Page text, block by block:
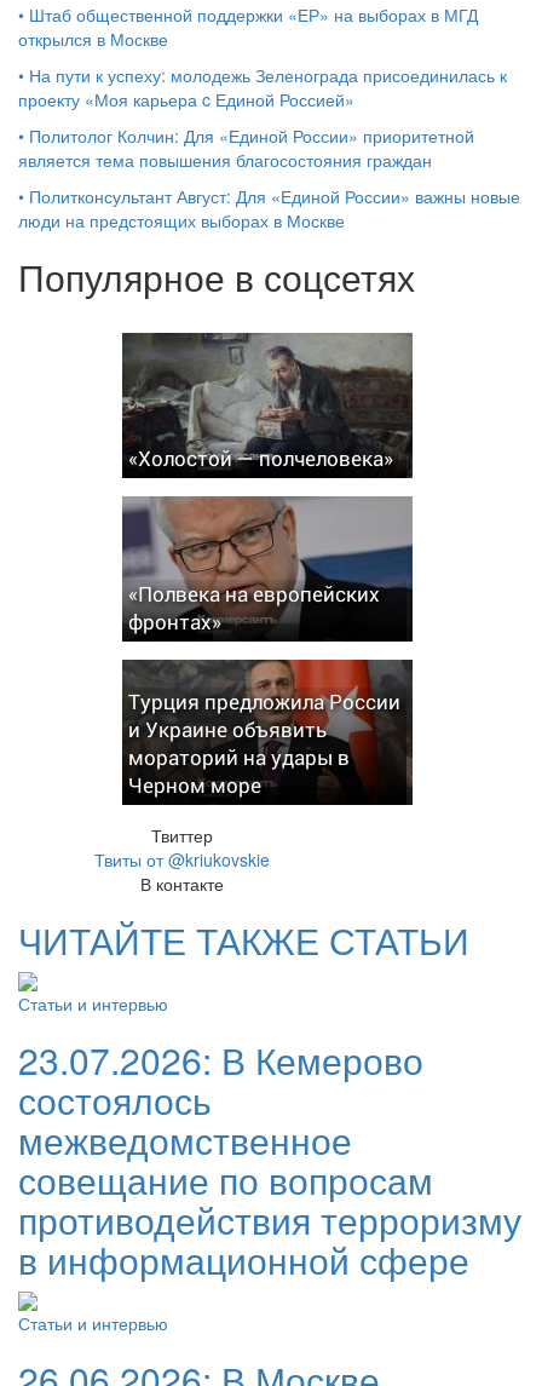
• Штаб общественной поддержки «ЕР» на выборах в МГД
открылся в Москве
• На пути к успеху: молодежь Зеленограда присоединилась к
проекту «Моя карьера c Единой Россией»
• Политолог Колчин: Для «Единой России» приоритетной
является тема повышения благосостояния граждан
• Политконсультант Август: Для «Единой России» важны новые
люди на предстоящих выборах в Москве
Популярное в соцсетях
«Холостой — полчеловека»
«Полвека на европейских
фронтах»
Турция предложила России
и Украине объявить
мораторий на удары в
Черном море
Твиттер
Твиты от @kriukovskie
В контакте
ЧИТАЙТЕ ТАКЖЕ СТАТЬИ
Статьи и интервью
23.07.2026: В Кемерово
состоялось
межведомственное
совещание по вопросам
противодействия терроризму
в информационной сфере
Статьи и интервью